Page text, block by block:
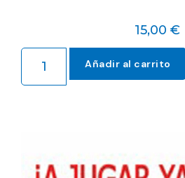
15,00 €
Añadir al carrito